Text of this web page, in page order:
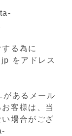
る為に
をアドレス
あるメール
客様は、当
場合がござ